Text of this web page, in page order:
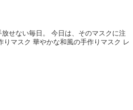
せない毎日。 今日は、そのマスクに注
マスク 華やかな和風の手作りマスク レ